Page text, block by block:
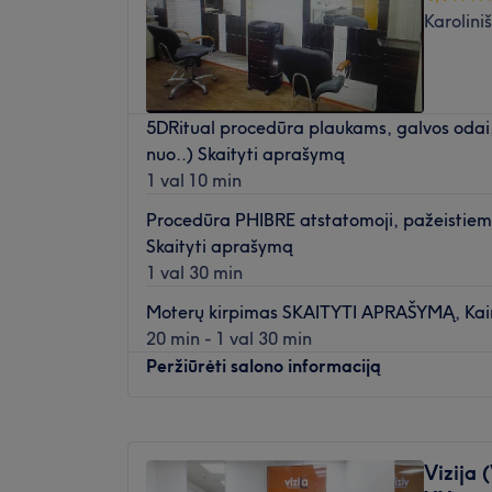
Šeštadienis
08:00 –20:00
Sekmadienis
08:00–
Žirklėm darom čik, čik, čik.
5DRitual procedūra plaukams, galvos
nuo..) Skaityti aprašymą
1 val 10 min
Procedūra PHIBRE atstatomoji,
Skaityti aprašymą
1 val 30 min
Moterų kirpimas SKAITYTI APRAŠYMĄ,
20 min - 1 val 30 min
Peržiūrėti salono informaciją
Trečiadienis
09:00– 20:00
Vizija